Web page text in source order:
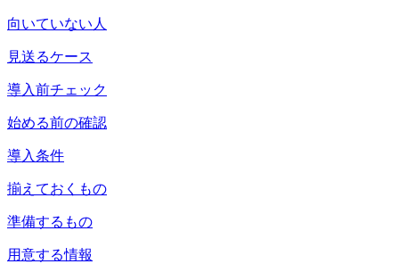
向いていない人
見送るケース
導入前チェック
始める前の確認
導入条件
揃えておくもの
準備するもの
用意する情報